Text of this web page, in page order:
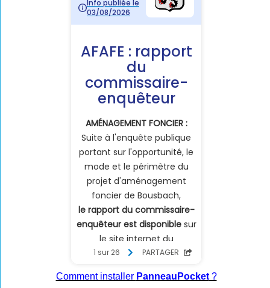
Comment installer PanneauPocket?